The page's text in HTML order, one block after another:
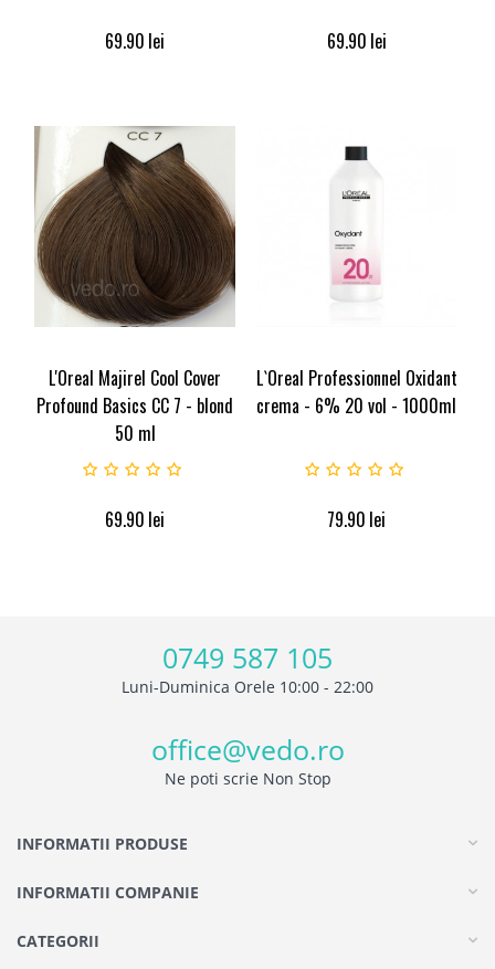
69.90 lei 69.90 lei
L'Oreal Majirel Cool Cover
Profound Basics CC 7 - blond
50 ml
69.90 lei
L`Oreal Professionnel Oxidant
crema - 6% 20 vol - 1000ml
79.90 lei
0749 587 105
Luni-Duminica Orele 10:00 - 22:00
office@vedo.ro
Ne poti scrie Non Stop
INFORMATII PRODUSE
INFORMATII COMPANIE
CATEGORII